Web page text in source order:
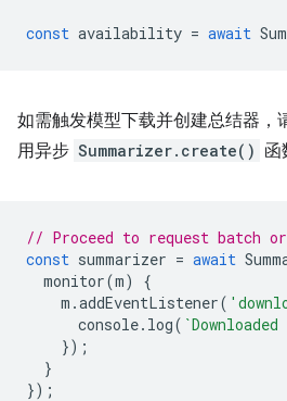
const availability = await
如需触发模型下载并创建总结器，
用异步 Summarizer.create() 函
// Proceed to request batch
const summarizer = await
monitor(m)
{
m .addEventListener(
console. log( `Downloaded
});
}
});